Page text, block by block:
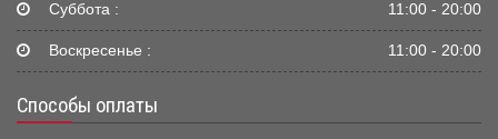
Суббота : 11:00 - 20:00
Воскресенье : 11:00 - 20:00
Способы оплаты